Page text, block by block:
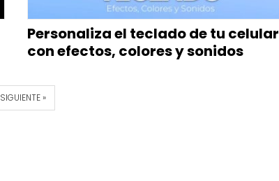
Personaliza el teclado de tu celular
con efectos, colores y sonidos
SIGUIENTE »